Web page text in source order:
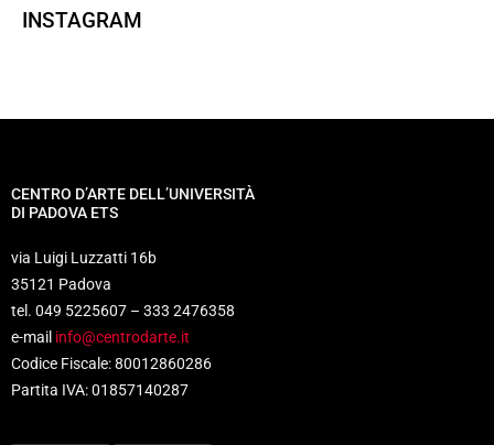
INSTAGRAM
CENTRO D’ARTE DELL’UNIVERSITÀ
DI PADOVA ETS
via Luigi Luzzatti 16b
35121 Padova
tel. 049 5225607 – 333 2476358
e-mail info@centrodarte.it
Codice Fiscale: 80012860286
Partita IVA: 01857140287